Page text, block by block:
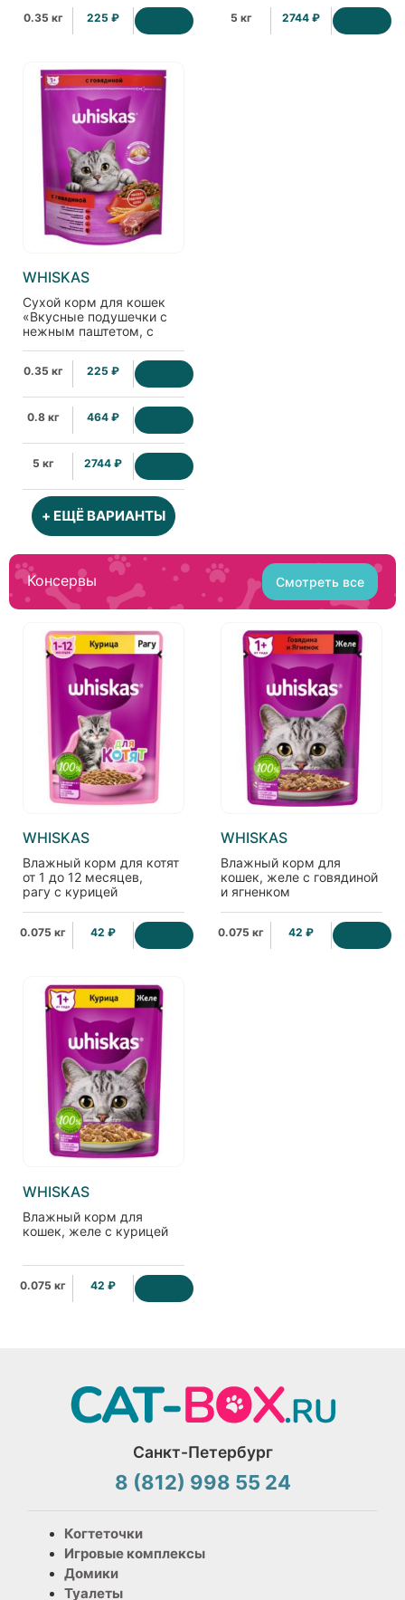
0.35 кг 225 ₽ 5 кг 2744 ₽
WHISKAS
Сухой корм для кошек
«Вкусные подушечки с
нежным паштетом, с
говядиной»
0.35 кг 225 ₽
0.8 кг 464 ₽
5 кг 2744 ₽
+ ЕЩЁ ВАРИАНТЫ
Консервы Смотреть все
WHISKAS
Влажный корм для котят
от 1 до 12 месяцев,
рагу с курицей
0.075 кг 42 ₽
WHISKAS
Влажный корм для
кошек, желе с говядиной
и ягненком
0.075 кг 42 ₽
WHISKAS
Влажный корм для
кошек, желе с курицей
0.075 кг 42 ₽
Санкт-Петербург
8 (812) 998 55 24
Когтеточки
Игровые комплексы
Домики
Туалеты